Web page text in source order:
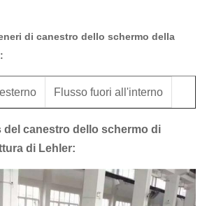
di canestro dello schermo della
Flusso fuori all'interno
del canestro dello schermo di
di Lehler: